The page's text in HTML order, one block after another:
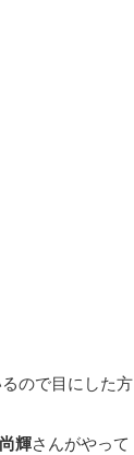
ので目にした方
輝さんがやって